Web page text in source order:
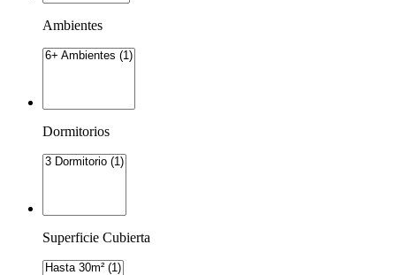
Ambientes
Dormitorios
Superficie Cubierta